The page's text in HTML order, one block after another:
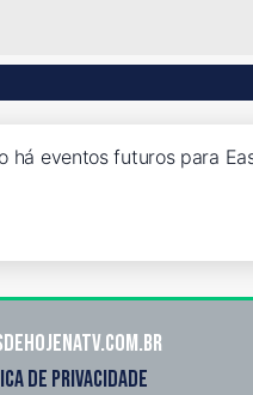
há eventos futuros para
DE PRIVACIDADE